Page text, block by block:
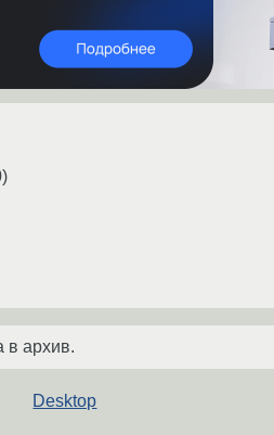
)
в архив.
Desktop